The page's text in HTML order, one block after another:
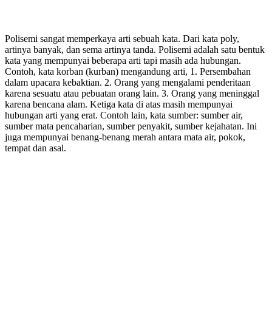
Polisemi sangat memperkaya arti sebuah kata. Dari kata poly,
artinya banyak, dan sema artinya tanda. Polisemi adalah satu bentuk
kata yang mempunyai beberapa arti tapi masih ada hubungan.
Contoh, kata korban (kurban) mengandung arti, 1. Persembahan
dalam upacara kebaktian. 2. Orang yang mengalami penderitaan
karena sesuatu atau pebuatan orang lain. 3. Orang yang meninggal
karena bencana alam. Ketiga kata di atas masih mempunyai
hubungan arti yang erat. Contoh lain, kata sumber: sumber air,
sumber mata pencaharian, sumber penyakit, sumber kejahatan. Ini
juga mempunyai benang-benang merah antara mata air, pokok,
tempat dan asal.